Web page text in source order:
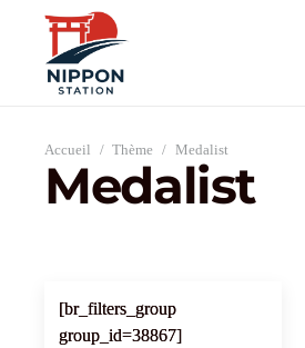
Accueil / Thème / Medalist
Medalist
[br_filters_group
group_id=38867]